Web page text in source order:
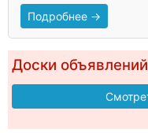
Подробнее →
Доски